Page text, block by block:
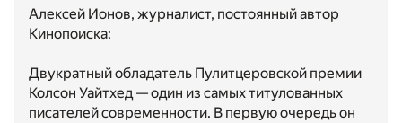
Алексей Ионов, журналист, постоянный автор
Кинопоиска:
Двукратный обладатель Пулитцеровской премии
Колсон Уайтхед — один из самых титулованных
писателей современности. В первую очередь он